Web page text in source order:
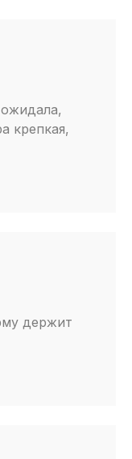
крепкая,
держит